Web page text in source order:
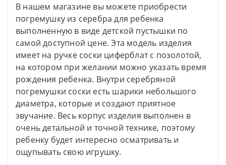
В нашем магазине вы можете приобрести
погремушку из серебра для ребенка
выполненную в виде детской пустышки по
самой доступной цене. Эта модель изделия
имеет на ручке соски циферблат с позолотой,
на котором при желании можно указать время
рождения ребенка. Внутри серебряной
погремушки соски есть шарики небольшого
диаметра, которые и создают приятное
звучание. Весь корпус изделия выполнен в
очень детальной и точной технике, поэтому
ребенку будет интересно осматривать и
ощупывать свою игрушку.